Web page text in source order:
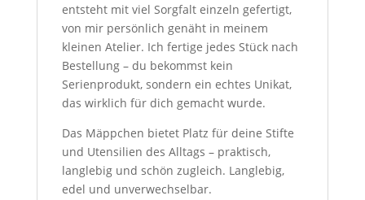
entsteht mit viel Sorgfalt einzeln gefertigt,
von mir persönlich genäht in meinem
kleinen Atelier. Ich fertige jedes Stück nach
Bestellung – du bekommst kein
Serienprodukt, sondern ein echtes Unikat,
das wirklich für dich gemacht wurde.
Das Mäppchen bietet Platz für deine Stifte
und Utensilien des Alltags – praktisch,
langlebig und schön zugleich. Langlebig,
edel und unverwechselbar.